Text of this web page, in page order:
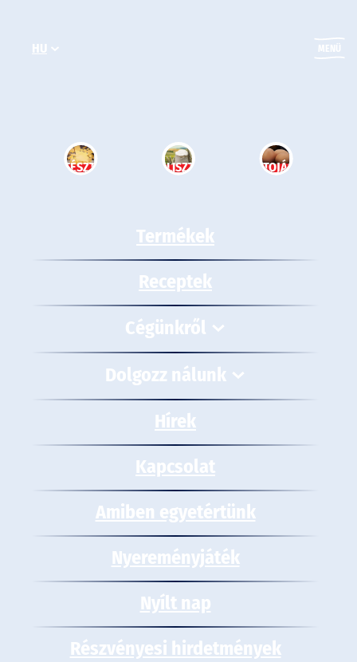
tartalomhoz
HU MENÜ
TÉSZTA LISZT TOJÁS
Termékek
Receptek
Cégünkről
Dolgozz nálunk
Hírek
Kapcsolat
Amiben egyetértünk
Nyereményjáték
Nyílt nap
Részvényesi hirdetmények